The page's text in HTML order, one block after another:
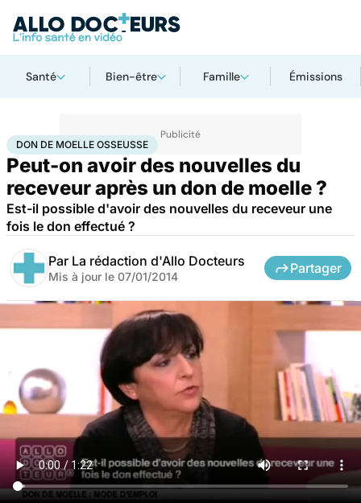
Santé Bien-être Famille Émissions
AccueilSantéDon de moelle osseusse
DON DE MOELLE OSSEUSSE
Peut-on avoir des nouvelles du
receveur après un don de moelle ?
Est-il possible d'avoir des nouvelles du receveur une
fois le don effectué ?
Par La rédaction d'Allo Docteurs
Mis à jour le 07/01/2014
Partager